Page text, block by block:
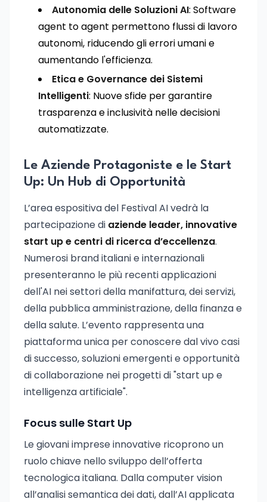
Autonomia delle Soluzioni AI: Software
agent to agent permettono flussi di lavoro
autonomi, riducendo gli errori umani e
aumentando l'efficienza.
Etica e Governance dei Sistemi
Intelligenti: Nuove sfide per garantire
trasparenza e inclusività nelle decisioni
automatizzate.
Le Aziende Protagoniste e le Start
Up: Un Hub di Opportunità
L’area espositiva del Festival AI vedrà la
partecipazione di aziende leader, innovative
start up e centri di ricerca d’eccellenza.
Numerosi brand italiani e internazionali
presenteranno le più recenti applicazioni
dell'AI nei settori della manifattura, dei servizi,
della pubblica amministrazione, della finanza e
della salute. L’evento rappresenta una
piattaforma unica per conoscere dal vivo casi
di successo, soluzioni emergenti e opportunità
di collaborazione nei progetti di "start up e
intelligenza artificiale".
Focus sulle Start Up
Le giovani imprese innovative ricoprono un
ruolo chiave nello sviluppo dell’offerta
tecnologica italiana. Dalla computer vision
all’analisi semantica dei dati, dall’AI applicata